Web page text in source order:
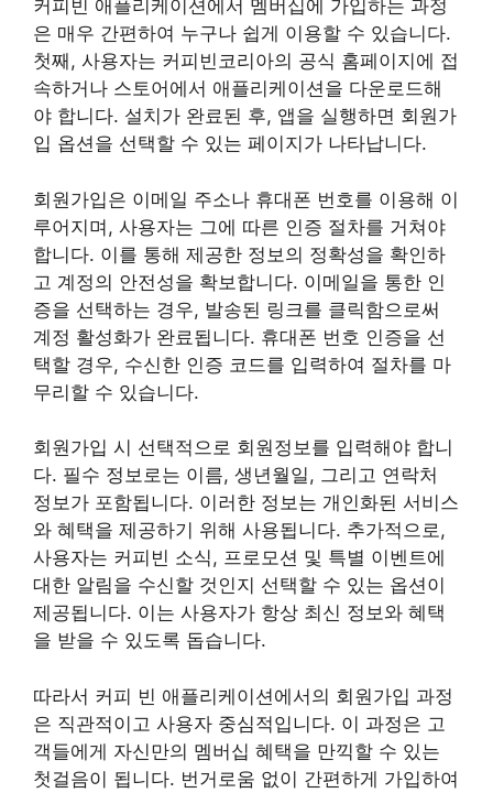
커피빈 애플리케이션에서 멤버십에 가입하는 과정
은 매우 간편하여 누구나 쉽게 이용할 수 있습니다.
첫째, 사용자는 커피빈코리아의 공식 홈페이지에 접
속하거나 스토어에서 애플리케이션을 다운로드해
야 합니다. 설치가 완료된 후, 앱을 실행하면 회원가
입 옵션을 선택할 수 있는 페이지가 나타납니다.
회원가입은 이메일 주소나 휴대폰 번호를 이용해 이
루어지며, 사용자는 그에 따른 인증 절차를 거쳐야
합니다. 이를 통해 제공한 정보의 정확성을 확인하
고 계정의 안전성을 확보합니다. 이메일을 통한 인
증을 선택하는 경우, 발송된 링크를 클릭함으로써
계정 활성화가 완료됩니다. 휴대폰 번호 인증을 선
택할 경우, 수신한 인증 코드를 입력하여 절차를 마
무리할 수 있습니다.
회원가입 시 선택적으로 회원정보를 입력해야 합니
다. 필수 정보로는 이름, 생년월일, 그리고 연락처
정보가 포함됩니다. 이러한 정보는 개인화된 서비스
와 혜택을 제공하기 위해 사용됩니다. 추가적으로,
사용자는 커피빈 소식, 프로모션 및 특별 이벤트에
대한 알림을 수신할 것인지 선택할 수 있는 옵션이
제공됩니다. 이는 사용자가 항상 최신 정보와 혜택
을 받을 수 있도록 돕습니다.
따라서 커피 빈 애플리케이션에서의 회원가입 과정
은 직관적이고 사용자 중심적입니다. 이 과정은 고
객들에게 자신만의 멤버십 혜택을 만끽할 수 있는
첫걸음이 됩니다. 번거로움 없이 간편하게 가입하여